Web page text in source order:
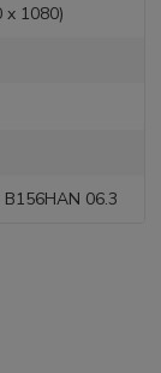
x 1080)
06.3